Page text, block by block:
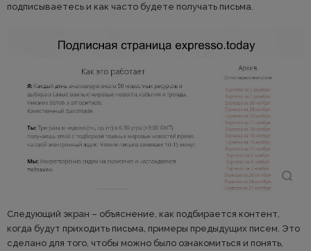
подписываетесь и как часто будете получать письма.
Следующий экран – объяснение, как подбирается контент,
когда будут приходить письма, примеры предыдущих писем. Это
сделано для того, чтобы можно было ознакомиться и понять,